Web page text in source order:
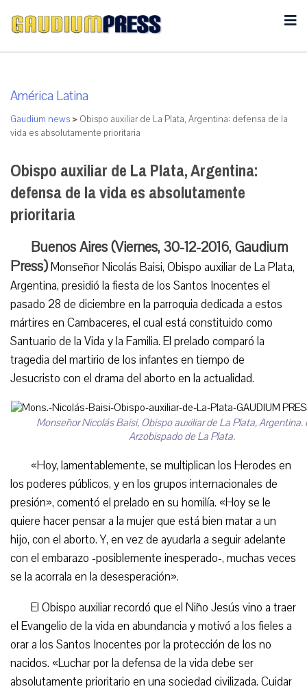
América Latina
Gaudium news > Obispo auxiliar de La Plata, Argentina: defensa de la
vida es absolutamente prioritaria
Obispo auxiliar de La Plata, Argentina:
defensa de la vida es absolutamente
prioritaria
Buenos Aires (Viernes, 30-12-2016, Gaudium
Press)Monseñor Nicolás Baisi, Obispo auxiliar de La Plata,
Argentina, presidió la fiesta de los Santos Inocentes el
pasado 28 de diciembre en la parroquia dedicada a estos
mártires en Cambaceres, el cual está constituido como
Santuario de la Vida y la Familia. El prelado comparó la
tragedia del martirio de los infantes en tiempo de
Jesucristo con el drama del aborto en la actualidad.
Monseñor Nicolás Baisi, Obispo auxiliar de La Plata, Argentina.
Arzobispado de La Plata.
«Hoy, lamentablemente, se multiplican los Herodes en
los poderes públicos, y en los grupos internacionales de
presión», comentó el prelado en su homilía. «Hoy se le
quiere hacer pensar a la mujer que está bien matar a un
hijo, con el aborto. Y, en vez de ayudarla a seguir adelante
con el embarazo -posiblemente inesperado-, muchas veces
se la acorrala en la desesperación».
El Obispo auxiliar recordó que el Niño Jesús vino a traer
el Evangelio de la vida en abundancia y motivó a los fieles a
orar a los Santos Inocentes por la protección de los no
nacidos. «Luchar por la defensa de la vida debe ser
absolutamente prioritario en una sociedad civilizada. Cuidar